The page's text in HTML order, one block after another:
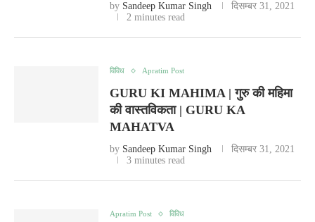
by Sandeep Kumar Singh
दिसम्बर 31, 2021
2 minutes read
विविध Apratim Post
GURU KI MAHIMA | गुरु की महिमा
की वास्तविकता | GURU KA
MAHATVA
by Sandeep Kumar Singh
दिसम्बर 31, 2021
3 minutes read
Apratim Post विविध